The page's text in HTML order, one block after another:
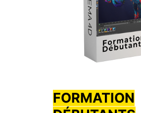
FORMATION